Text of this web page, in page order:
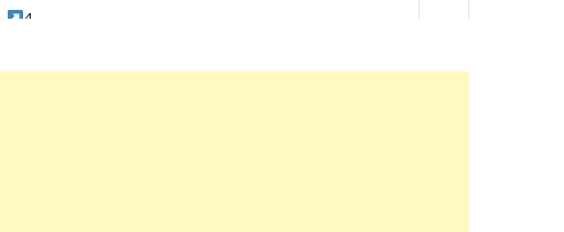
4
experience/
する